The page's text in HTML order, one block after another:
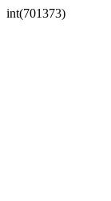
int(701373)